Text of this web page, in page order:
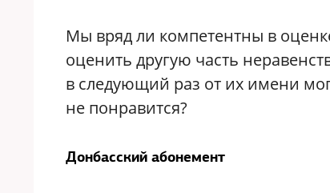
Мы вряд ли компетентны в
оценить другую часть
в следующий раз от их имени
не понравится?
Донбасский абонемент